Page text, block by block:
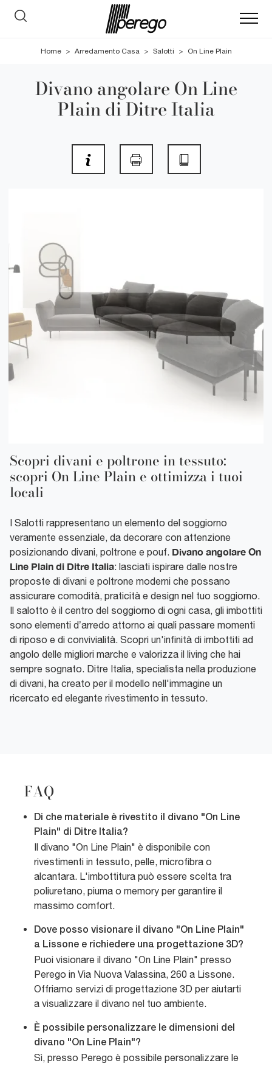
Home > Arredamento Casa > Salotti > On Line Plain
Divano angolare On Line
Plain di Ditre Italia
Scopri divani e poltrone in tessuto:
scopri On Line Plain e ottimizza i tuoi
locali
I Salotti rappresentano un elemento del soggiorno
veramente essenziale, da decorare con attenzione
posizionando divani, poltrone e pouf. Divano angolare On
Line Plain di Ditre Italia: lasciati ispirare dalle nostre
proposte di divani e poltrone moderni che possano
assicurare comodità, praticità e design nel tuo soggiorno.
Il salotto è il centro del soggiorno di ogni casa, gli imbottiti
sono elementi d’arredo attorno ai quali passare momenti
di riposo e di convivialità. Scopri un'infinità di imbottiti ad
angolo delle migliori marche e valorizza il living che hai
sempre sognato. Ditre Italia, specialista nella produzione
di divani, ha creato per il modello nell'immagine un
ricercato ed elegante rivestimento in tessuto.
FAQ
Di che materiale è rivestito il divano "On Line
Plain" di Ditre Italia?
Il divano "On Line Plain" è disponibile con
rivestimenti in tessuto, pelle, microfibra o
alcantara. L'imbottitura può essere scelta tra
poliuretano, piuma o memory per garantire il
massimo comfort.
Dove posso visionare il divano "On Line Plain"
a Lissone e richiedere una progettazione 3D?
Puoi visionare il divano "On Line Plain" presso
Perego in Via Nuova Valassina, 260 a Lissone.
Offriamo servizi di progettazione 3D per aiutarti
a visualizzare il divano nel tuo ambiente.
È possibile personalizzare le dimensioni del
divano "On Line Plain"?
Sì, presso Perego è possibile personalizzare le